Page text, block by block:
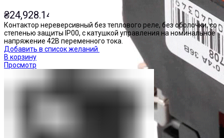
₴24,928.14
Контактор нереверсивный без теплового реле, без оболочки, со
степенью защиты IP00, с катушкой управления на номинальное
напряжение 42В переменного тока.
Добавить в список желаний
В корзину
Просмотр